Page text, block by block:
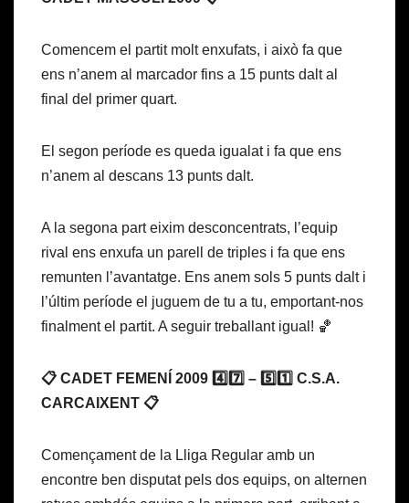
Comencem el partit molt enxufats, i això fa que
ens n’anem al marcador fins a 15 punts dalt al
final del primer quart.
El segon període es queda igualat i fa que ens
n’anem al descans 13 punts dalt.
A la segona part eixim desconcentrats, l’equip
rival ens enxufa un parell de triples i fa que ens
remunten l’avantatge. Ens anem sols 5 punts dalt i
l’últim període el juguem de tu a tu, emportant-nos
finalment el partit. A seguir treballant igual! 🏀
📋 CADET FEMENÍ 2009 4️⃣7️⃣ – 5️⃣1️⃣ C.S.A.
CARCAIXENT 📋
Començament de la Lliga Regular amb un
encontre ben disputat pels dos equips, on alternen